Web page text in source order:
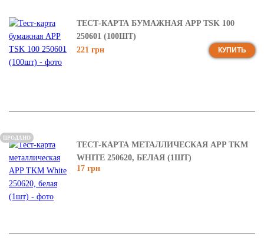
ТЕСТ-КАРТА БУМАЖНАЯ APP TSK 100
250601 (100ШТ)
221 грн
КУПИТЬ
ТЕСТ-КАРТА МЕТАЛЛИЧЕСКАЯ APP TKM
WHITE 250620, БЕЛАЯ (1ШТ)
17 грн
ПРОДАНО